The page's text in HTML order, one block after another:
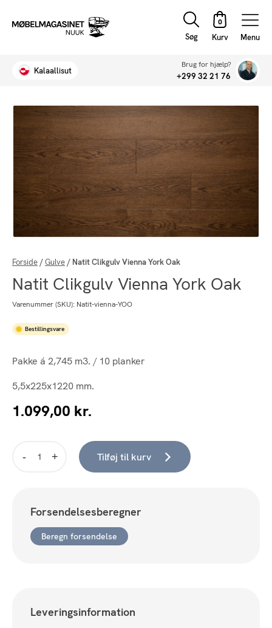
Søg Menu
Kalaallisut
Brug for hjælp?
+299 32 21 76
Forside /Gulve / Natit Clikgulv Vienna York Oak
Natit Clikgulv Vienna York Oak
Varenummer (SKU): Natit-vienna-YOO
Bestillingsvare
Pakke á 2,745 m3. / 10 planker
5,5x225x1220 mm.
1.099,00 kr.
Tilføj til kurv
Forsendelsesberegner
Beregn forsendelse
Leveringsinformation